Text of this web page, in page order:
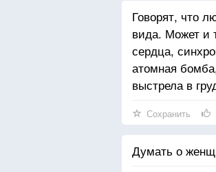
Говорят, что
вида. Может и
сердца,
атомная
выстрела в
Сохранить
Думать о